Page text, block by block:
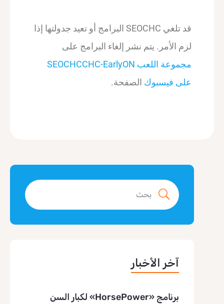
قد تلغي SEOCHC البرامج أو تعيد جدولتها إذا
لزم الأمر. يتم نشر إلغاء البرامج على
مجموعة اللعب SEOCHCCHC-EarlyON
على فيسبوك الصفحة.
آخر الأخبار
برنامج «HorsePower» لكبار السن